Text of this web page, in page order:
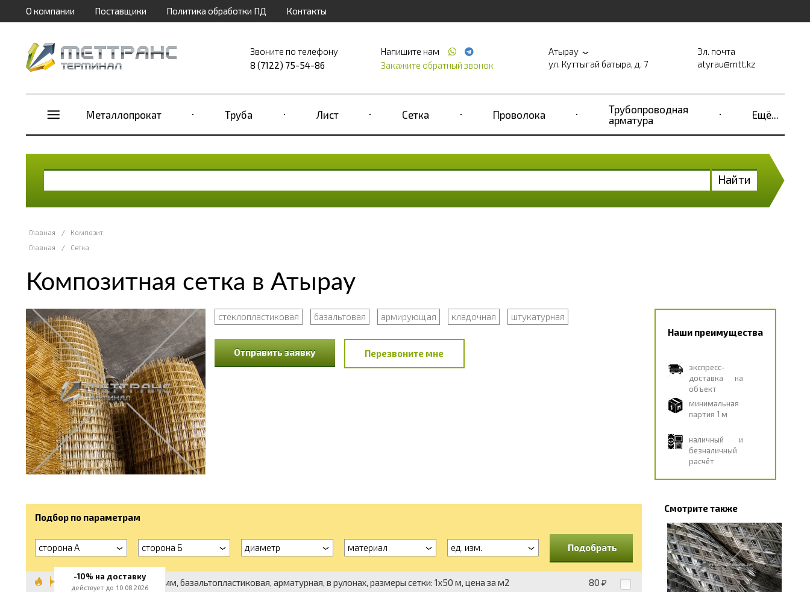
О компании Поставщики Политика обработки ПД Контакты
Звоните по телефону
8 (7122) 75-54-86
Напишите нам
Закажите обратный звонок
Атырау
ул. Куттыгай батыра, д. 7
Эл. почта
atyrau@mtt.kz
Металлопрокат Труба Лист Сетка Проволока
Трубопроводная
арматура
Ещё...
Найти
Главная /
Композит
Главная
/ Сетка
Композитная сетка в Атырау
стеклопластиковая базальтовая армирующая кладочная штукатурная
Отправить заявку Перезвоните мне
Наши преимущества
экспресс-
доставка на
объект
минимальная
партия 1 м
наличный и
безналичный
расчёт
Подбор по параметрам
сторона А сторона Б диаметр материал ед. изм. Подобрать
Сетка композитная 25x25 мм, базальтопластиковая, арматурная, в рулонах, размеры сетки: 1x50 м, цена за м2 80 ₽
Смотрите также
-10% на доставку
действует до 10.08.2026